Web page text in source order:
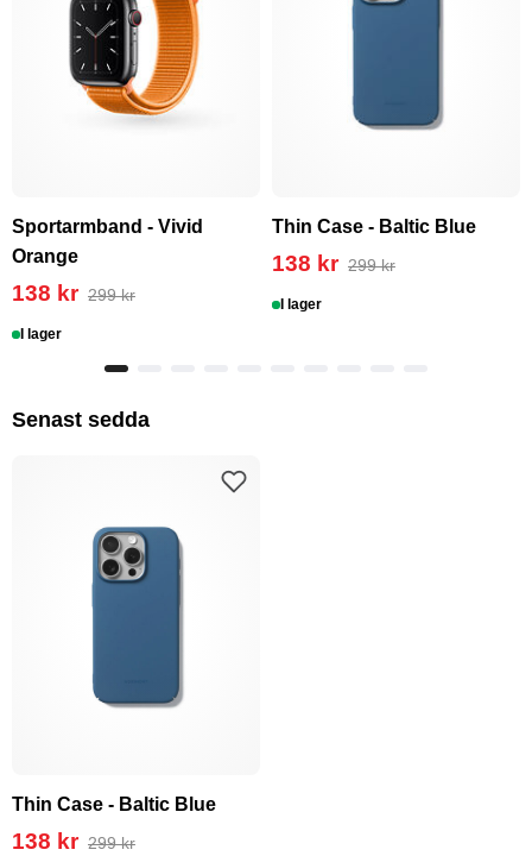
Sportarmband - Vivid
Orange
138 kr 299 kr
I lager
Thin Case - Baltic Blue
138 kr 299 kr
I lager
Senast sedda
Thin Case - Baltic Blue
138 kr 299 kr